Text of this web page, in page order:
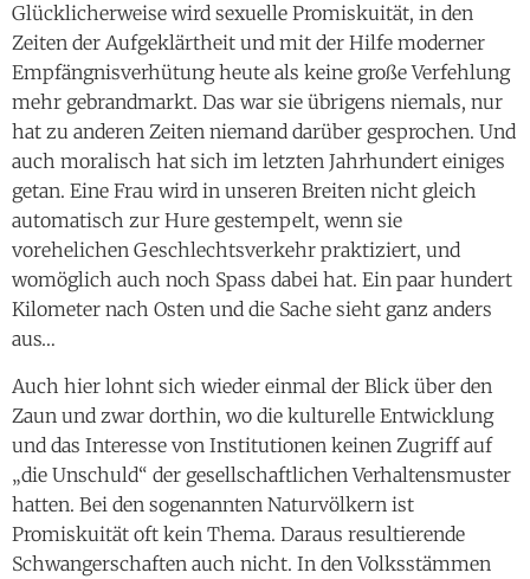
Glücklicherweise wird sexuelle Promiskuität, in den
Zeiten der Aufgeklärtheit und mit der Hilfe moderner
Empfängnisverhütung heute als keine große Verfehlung
mehr gebrandmarkt. Das war sie übrigens niemals, nur
hat zu anderen Zeiten niemand darüber gesprochen. Und
auch moralisch hat sich im letzten Jahrhundert einiges
getan. Eine Frau wird in unseren Breiten nicht gleich
automatisch zur Hure gestempelt, wenn sie
vorehelichen Geschlechtsverkehr praktiziert, und
womöglich auch noch Spass dabei hat. Ein paar hundert
Kilometer nach Osten und die Sache sieht ganz anders
aus…
Auch hier lohnt sich wieder einmal der Blick über den
Zaun und zwar dorthin, wo die kulturelle Entwicklung
und das Interesse von Institutionen keinen Zugriff auf
„die Unschuld“ der gesellschaftlichen Verhaltensmuster
hatten. Bei den sogenannten Naturvölkern ist
Promiskuität oft kein Thema. Daraus resultierende
Schwangerschaften auch nicht. In den Volksstämmen